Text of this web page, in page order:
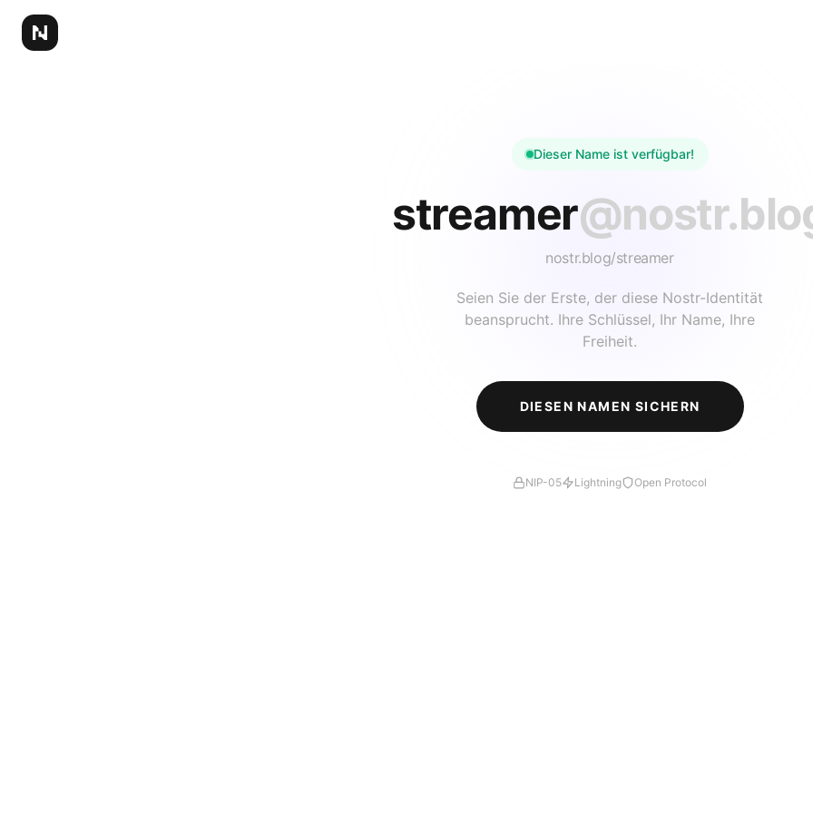
Dieser Name ist verfügbar!
streamer
nostr.blog/streamer
Seien Sie der Erste, der diese Nostr-Identität
beansprucht. Ihre Schlüssel, Ihr Name, Ihre
Freiheit.
DIESEN NAMEN SICHERN
NIP-05 Lightning Open Protocol